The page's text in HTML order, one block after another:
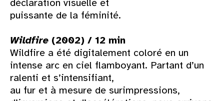
déclaration visuelle et
puissante de la féminité.
Wildfire (2002) / 12 min
Wildfire a été digitalement coloré en un
intense arc en ciel flamboyant. Partant d’un
ralenti et s’intensifiant,
au fur et à mesure de surimpressions,